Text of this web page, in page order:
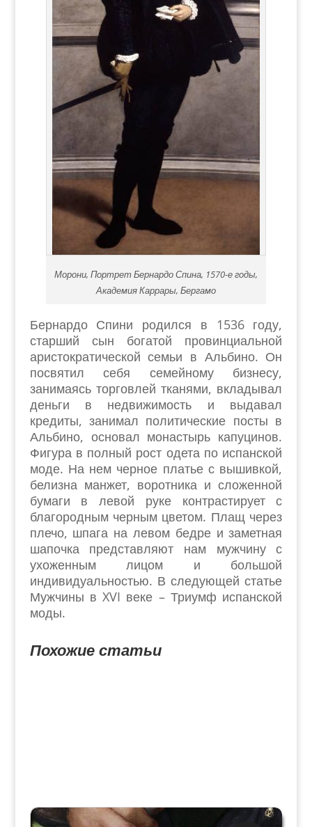
Морони, Портрет Бернардо Спина, 1570-е годы,
Академия Каррары, Бергамо
Бернардо Спини родился в 1536 году,
старший сын богатой провинциальной
аристократической семьи в Альбино. Он
посвятил себя семейному бизнесу,
занимаясь торговлей тканями, вкладывал
деньги в недвижимость и выдавал
кредиты, занимал политические посты в
Альбино, основал монастырь капуцинов.
Фигура в полный рост одета по испанской
моде. На нем черное платье с вышивкой,
белизна манжет, воротника и сложенной
бумаги в левой руке контрастирует с
благородным черным цветом. Плащ через
плечо, шпага на левом бедре и заметная
шапочка представляют нам мужчину с
ухоженным лицом и большой
индивидуальностью. В следующей статье
Мужчины в XVI веке – Триумф испанской
моды.
Похожие статьи